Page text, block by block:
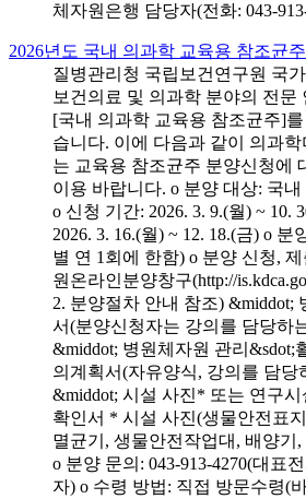
체자원은행 담당자(전화: 043-
2026년도 국내 의과학 교육용 참조균
질병관리청 국립보건연구원 국
보건의료 및 의과학 분야의 전문
[국내 의과학 교육용 참조균주]
습니다. 이에 다음과 같이 의과
는 교육용 참조균주 분양신청에
이용 바랍니다. o 분양 대상: 국
o 신청 기간: 2026. 3. 9.(월) ~ 10.
2026. 3. 16.(월) ~ 12. 18.(금) o
별 연 1회에 한함) o 분양 신청,
원온라인분양창구(http://
2. 분양절차 안내 참조) &middot;
서(분양신청자는 강의를 담당하
&middot; 병원체자원 관리&sdot;
의계획서(자유양식, 강의를 담당
&middot; 시설 사진* 또는 연구
확인서 * 시설 사진(생물안전표
멸균기, 생물안전작업대, 배양기,
o 분양 문의: 043-913-4270(대표
자) o 수령 방법: 직접 방문수령(